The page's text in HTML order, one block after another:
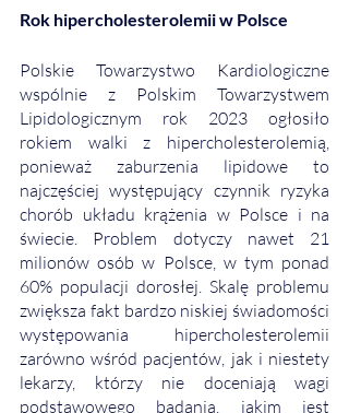
Rok hipercholesterolemii w Polsce
Polskie Towarzystwo Kardiologiczne
wspólnie z Polskim Towarzystwem
Lipidologicznym rok 2023 ogłosiło
rokiem walki z hipercholesterolemią,
ponieważ zaburzenia lipidowe to
najczęściej występujący czynnik ryzyka
chorób układu krążenia w Polsce i na
świecie. Problem dotyczy nawet 21
milionów osób w Polsce, w tym ponad
60% populacji dorosłej. Skalę problemu
zwiększa fakt bardzo niskiej świadomości
występowania hipercholesterolemii
zarówno wśród pacjentów, jak i niestety
lekarzy, którzy nie doceniają wagi
podstawowego badania, jakim jest